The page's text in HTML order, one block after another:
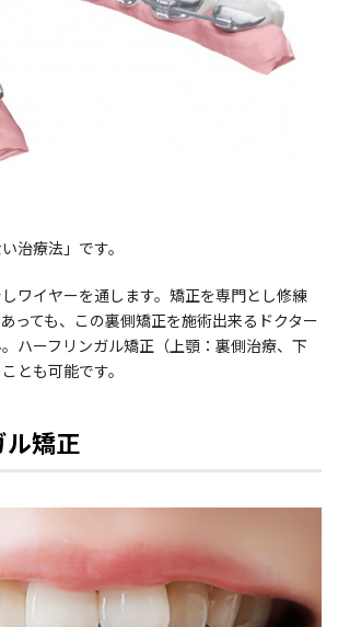
治療法」です。
ワイヤーを通します。矯正を専門とし修練
っても、この裏側矯正を施術出来るドクター
ハーフリンガル矯正（上顎：裏側治療、下
とも可能です。
ル矯正